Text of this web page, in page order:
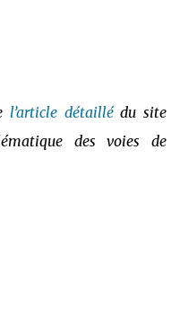
l’article détaillédu site
des voies de